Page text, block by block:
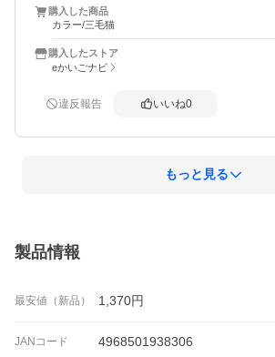
購入した商品
カラー/三毛猫
購入したストア
eかいごナビ
違反報告 いいね0
もっと見る
製品情報
最安値（新品） 1,370円
JANコード 4968501938306